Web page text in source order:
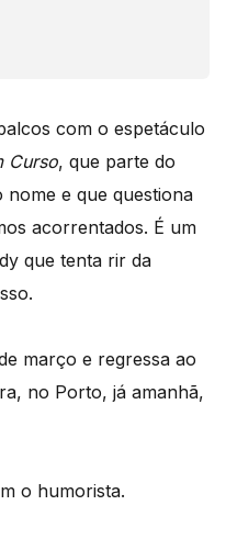
com o espetáculo
Curso, que parte do
e que questiona
acorrentados. É um
que tenta rir da
março e regressa ao
no Porto, já amanhã,
o humorista.